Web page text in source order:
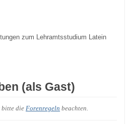
zum Lehramtsstudium Latein
(als Gast)
bitte die Forenregeln beachten.